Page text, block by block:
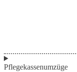
Pflegekassenumzüge